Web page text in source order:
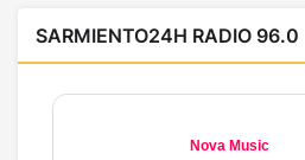
SARMIENTO24H RADIO 96.0
Nova Music